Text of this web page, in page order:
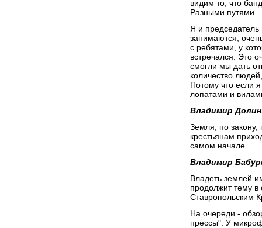
видим то, что
Разными путями.
Я и
занимаются,
с ребятами, у
встречался. Это
смогли мы дать
количество
Потому что если
лопатами и
Владимир
Земля, по закону,
крестьянам
самом начале.
Владимир
Владеть землей
продолжит тему
Ставропольским
На очереди -
прессы". У